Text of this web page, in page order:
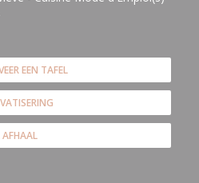
EEN TAFEL
AFHAAL